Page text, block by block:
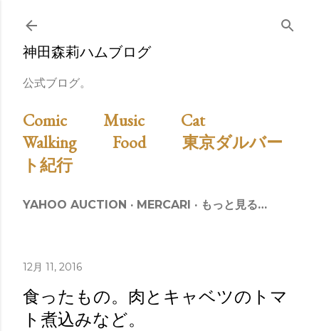
スキップしてメイン コンテンツに移動
神田森莉ハムブログ
公式ブログ。
Comic Music
Cat
Walking
Food
東京ダルバー
ト紀行
YAHOO AUCTION MERCARI もっと見る…
12月 11, 2016
食ったもの。肉とキャベツのトマ
ト煮込みなど。